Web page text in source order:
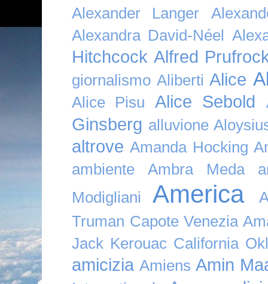
Alexander Langer
Alexandra David-Néel
Hitchcock Alfred
giornalismo Aliberti Alice
Alice Pisu Alice Sebold
Ginsberg alluvione
altrove Amanda Hocking
ambiente
Ambra Meda
Modigliani
America
Truman Capote Venezia
Jack Kerouac California
amicizia Amiens Amin